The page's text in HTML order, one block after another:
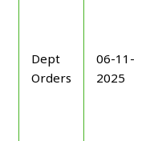
Dept
Orders
06-11-
2025